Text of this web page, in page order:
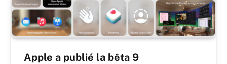
Apple a publié la bêta 9